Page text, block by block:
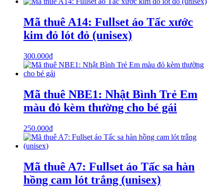
Mã thuê A14: Fullset áo Tấc xước
kim đỏ lót đỏ (unisex)
300.000₫
Mã thuê NBE1: Nhật Bình Trẻ Em
màu đỏ kèm thường cho bé gái
250.000₫
Mã thuê A7: Fullset áo Tấc sa hàn
hồng cam lót trắng (unisex)